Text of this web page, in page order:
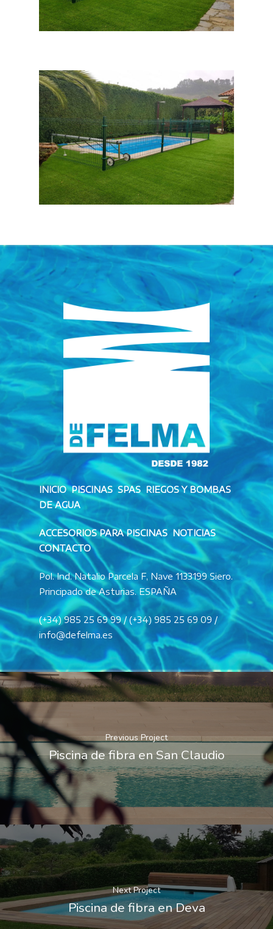
INICIO PISCINAS SPAS RIEGOS Y BOMBAS
DE AGUA
ACCESORIOS PARA PISCINAS NOTICIAS
CONTACTO
Pol. Ind. Natalio Parcela F, Nave 1133199 Siero.
Principado de Asturias. ESPAÑA
(+34) 985 25 69 99 / (+34) 985 25 69 09 /
info@defelma.es
Previous Project
Piscina de fibra en San Claudio
Next Project
Piscina de fibra en Deva